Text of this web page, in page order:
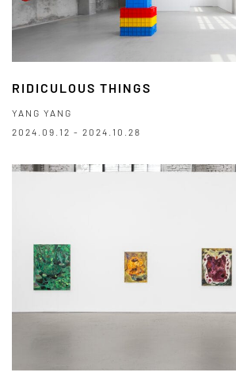
RIDICULOUS THINGS
YANG YANG
2024.09.12 - 2024.10.28